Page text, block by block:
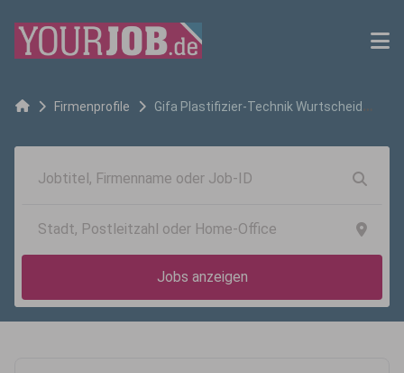
Firmenprofile
Gifa Plastifizier-Technik Wurtscheid
Jobs anzeigen